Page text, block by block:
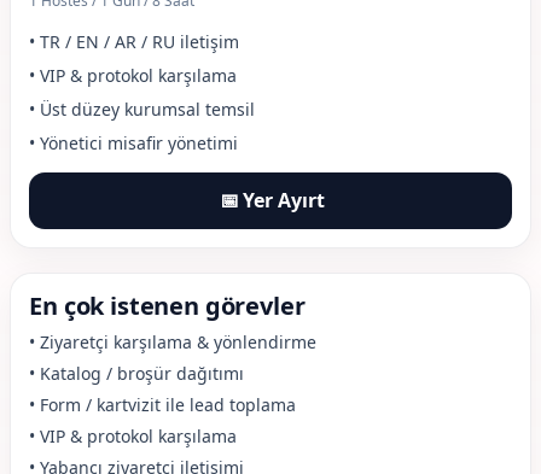
• TR / EN / AR / RU iletişim
• VIP & protokol karşılama
• Üst düzey kurumsal temsil
• Yönetici misafir yönetimi
📅Yer Ayırt
En çok istenen görevler
• Ziyaretçi karşılama & yönlendirme
• Katalog / broşür dağıtımı
• Form / kartvizit ile lead toplama
• VIP & protokol karşılama
• Yabancı ziyaretçi iletişimi